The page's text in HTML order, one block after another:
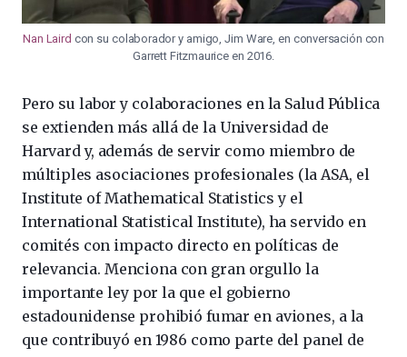
Nan Laird con su colaborador y amigo, Jim Ware, en conversación con
Garrett Fitzmaurice en 2016.
Pero su labor y colaboraciones en la Salud Pública
se extienden más allá de la Universidad de
Harvard y, además de servir como miembro de
múltiples asociaciones profesionales (la ASA, el
Institute of Mathematical Statistics y el
International Statistical Institute), ha servido en
comités con impacto directo en políticas de
relevancia. Menciona con gran orgullo la
importante ley por la que el gobierno
estadounidense prohibió fumar en aviones, a la
que contribuyó en 1986 como parte del panel de